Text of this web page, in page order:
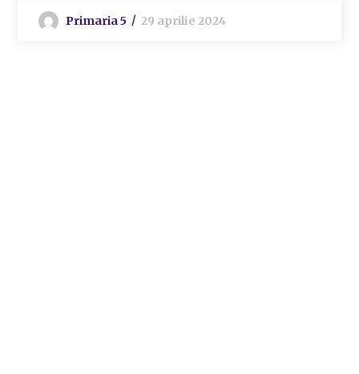
Primaria 5 29 aprilie 2024